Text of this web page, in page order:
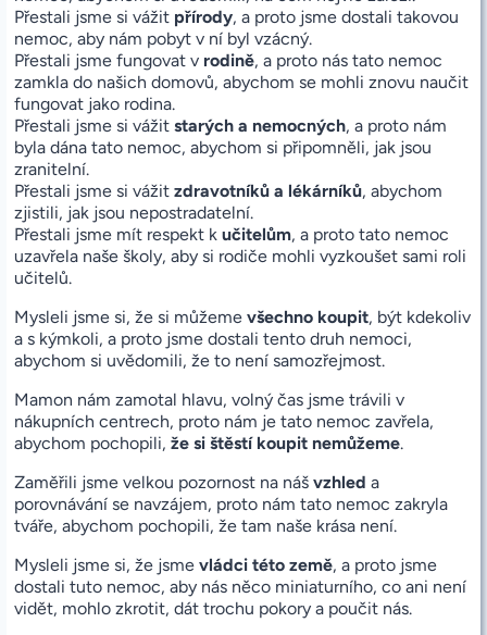
Přestali jsme si vážit přírody, a proto jsme dostali takovou
nemoc, aby nám pobyt v ní byl vzácný.
Přestali jsme fungovat v rodině, a proto nás tato nemoc
zamkla do našich domovů, abychom se mohli znovu naučit
fungovat jako rodina.
Přestali jsme si vážit starých a nemocných, a proto nám
byla dána tato nemoc, abychom si připomněli, jak jsou
zranitelní.
Přestali jsme si vážit zdravotníků a lékárníků, abychom
zjistili, jak jsou nepostradatelní.
Přestali jsme mít respekt k učitelům, a proto tato nemoc
uzavřela naše školy, aby si rodiče mohli vyzkoušet sami roli
učitelů.
Mysleli jsme si, že si můžeme všechno koupit, být kdekoliv
a s kýmkoli, a proto jsme dostali tento druh nemoci,
abychom si uvědomili, že to není samozřejmost.
Mamon nám zamotal hlavu, volný čas jsme trávili v
nákupních centrech, proto nám je tato nemoc zavřela,
abychom pochopili, že si štěstí koupit nemůžeme.
Zaměřili jsme velkou pozornost na náš vzhled a
porovnávání se navzájem, proto nám tato nemoc zakryla
tváře, abychom pochopili, že tam naše krása není.
Mysleli jsme si, že jsme vládci této země, a proto jsme
dostali tuto nemoc, aby nás něco miniaturního, co ani není
vidět, mohlo zkrotit, dát trochu pokory a poučit nás.